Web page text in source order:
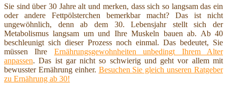
Sie sind über 30 Jahre alt und merken, dass sich so langsam das ein
oder andere Fettpölsterchen bemerkbar macht? Das ist nicht
ungewöhnlich, denn ab dem 30. Lebensjahr stellt sich der
Metabolismus langsam um und Ihre Muskeln bauen ab. Ab 40
beschleunigt sich dieser Prozess noch einmal. Das bedeutet, Sie
müssen Ihre Ernährungsgewohnheiten unbedingt Ihrem Alter
anpassen. Das ist gar nicht so schwierig und geht vor allem mit
bewusster Ernährung einher. Besuchen Sie gleich unseren Ratgeber
zu Ernährung ab 30!